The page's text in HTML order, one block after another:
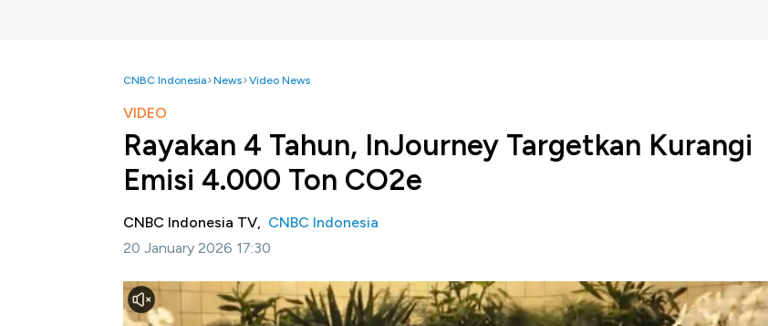
CNBC Indonesia News Video News
VIDEO
Rayakan 4 Tahun, InJourney Targetkan Kurangi
Emisi 4.000 Ton CO2e
CNBC Indonesia TV, CNBC Indonesia
20 January 2026 17:30
Jakarta, CNBC Indonesia -PT Aviasi Pariwisata Indonesia atau InJourney memasuki tahun
keempat transformasi sebagai holding BUMN sektor aviasi dan pariwisata dengan fokus penguatan